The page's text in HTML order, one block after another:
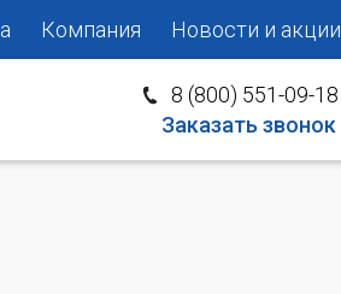
Компания Новости и акции
8 (800) 551-09-18
Заказать звонок